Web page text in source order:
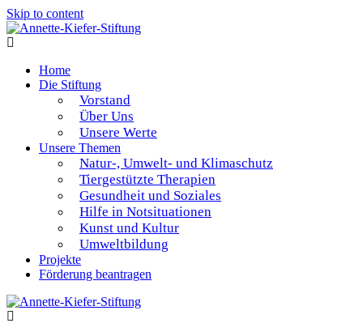
Skip to content
Home
Die Stiftung
Vorstand
Über Uns
Unsere Werte
Unsere Themen
Natur-, Umwelt- und Klimaschutz
Tiergestützte Therapien
Gesundheit und Soziales
Hilfe in Notsituationen
Kunst und Kultur
Umweltbildung
Projekte
Förderung beantragen